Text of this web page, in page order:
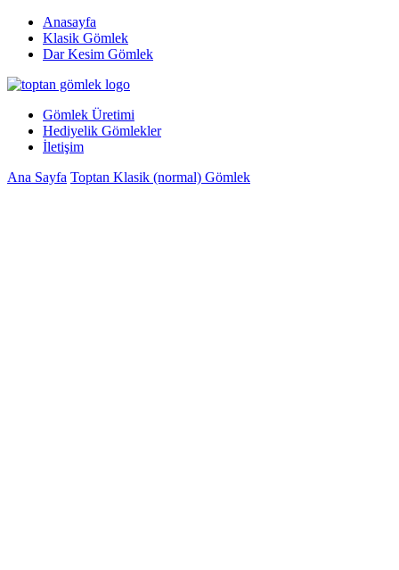
Anasayfa
Klasik Gömlek
Dar Kesim Gömlek
Gömlek Üretimi
Hediyelik Gömlekler
İletişim
Ana Sayfa Toptan Klasik (normal) Gömlek